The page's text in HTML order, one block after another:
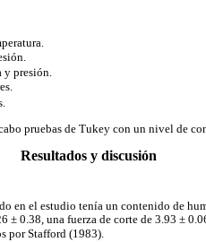
presión.
pruebas de Tukey con un nivel de
Resultados y discusión
en el estudio tenía un contenido de
± 0.38, una fuerza de corte de 3.93 ±
por Stafford (1983).